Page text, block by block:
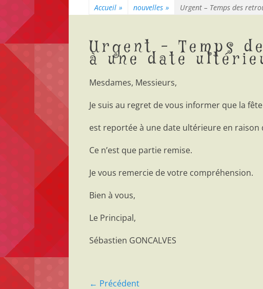
Accueil » nouvelles » Urgent – Temps des
Urgent – Temps
à une date
Mesdames, Messieurs,
Je suis au regret de vous informer que la
est reportée à une date ultérieure en
Ce n’est que partie remise.
Je vous remercie de votre compréhension.
Bien à vous,
Le Principal,
Sébastien GONCALVES
← Précédent